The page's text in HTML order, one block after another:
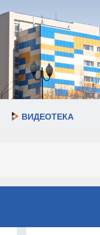
ВИДЕОТЕКА